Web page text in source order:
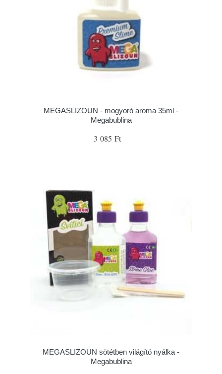
MEGASLIZOUN - mogyoró aroma 35ml -
Megabublina
3 085 Ft
MEGASLIZOUN sötétben világító nyálka -
Megabublina